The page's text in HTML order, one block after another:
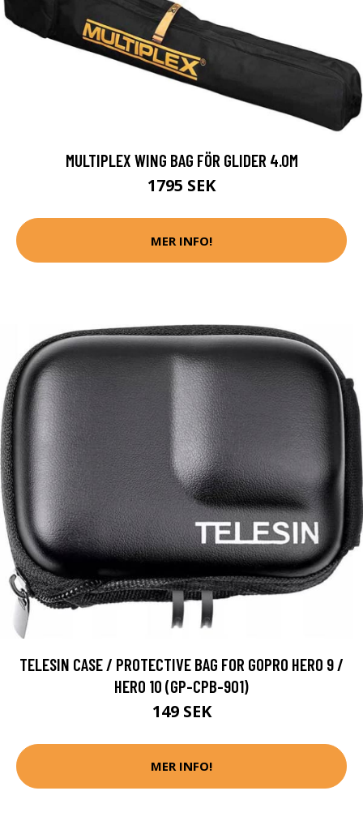
MULTIPLEX WING BAG FÖR GLIDER 4.0M
1795 SEK
MER INFO!
TELESIN CASE / PROTECTIVE BAG FOR GOPRO HERO 9 /
HERO 10 (GP-CPB-901)
149 SEK
MER INFO!